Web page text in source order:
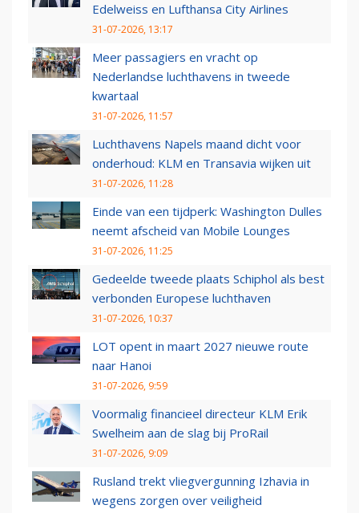
Edelweiss en Lufthansa City Airlines
31-07-2026, 13:17
Meer passagiers en vracht op
Nederlandse luchthavens in tweede
kwartaal
31-07-2026, 11:57
Luchthavens Napels maand dicht voor
onderhoud: KLM en Transavia wijken uit
31-07-2026, 11:28
Einde van een tijdperk: Washington Dulles
neemt afscheid van Mobile Lounges
31-07-2026, 11:25
Gedeelde tweede plaats Schiphol als best
verbonden Europese luchthaven
31-07-2026, 10:37
LOT opent in maart 2027 nieuwe route
naar Hanoi
31-07-2026, 9:59
Voormalig financieel directeur KLM Erik
Swelheim aan de slag bij ProRail
31-07-2026, 9:09
Rusland trekt vliegvergunning Izhavia in
wegens zorgen over veiligheid